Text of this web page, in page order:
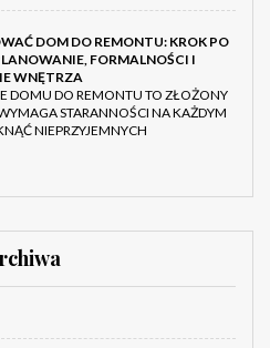
DOM DO REMONTU: KROK PO
FORMALNOŚCI I
WNĘTRZA
DOMU DO REMONTU TO ZŁOŻONY
STARANNOŚCI NA KAŻDYM
NIEPRZYJEMNYCH